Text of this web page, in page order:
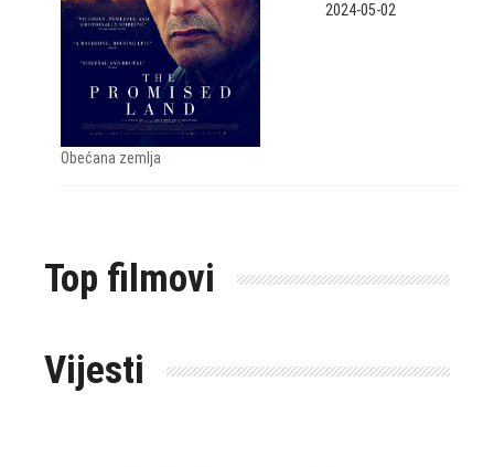
Obećana zemlja
2024-05-02
Top filmovi
Vijesti